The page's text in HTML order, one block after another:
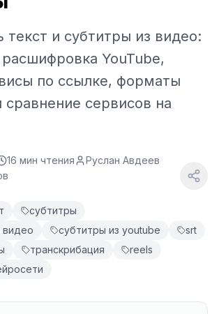
текст и субтитры из видео:
YouTube,
по ссылке, форматы
сравнение сервисов на
16 мин чтения
Руслан Авдеев
субтитры
видео
субтитры из youtube
srt
транскрибация
reels